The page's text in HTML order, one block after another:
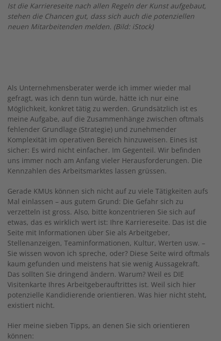
Ist die Karriereseite nach allen Regeln der Kunst aufgebaut,
stehen die Chancen gut, dass sich auch die potenziellen
neuen Mitarbeitenden melden. (Bild: iStock)
Als Unternehmensberater werde ich immer wieder mal
gefragt, was ich denn tun würde, hätte ich nur eine
Möglichkeit, konkret tätig zu werden. Grundsätzlich ist es
meine Aufgabe, auf die Zusammenhänge zwischen oftmals
fehlender Grundlage (Strategie) und zunehmender
Komplexität im operativen Bereich hinzuweisen. Eines ist
sicher: Es wird nicht einfacher. Im Gegenteil. Wir befinden
uns immer noch am Anfang vieler Herausforderungen. Die
Kennzahlen des Arbeitsmarktes lassen grüssen.
Gerade KMUs können sich nicht auf zu viele Tätigkeiten aufs
Mal einlassen – aus gutem Grund: Die Gefahr sich zu
verzetteln ist gross. Also, bitte konzentrieren Sie sich auf
etwas, das es wirklich wert ist: Ihre Karriereseite. Das ist die
Seite mit Informationen über Sie als Arbeitgeber,
Stellenanzeigen, Teaminformationen, Kultur, Werten usw. –
Sie wissen wovon ich spreche, oder? Diese Seite wird oftmals
kaum gefunden und meistens hat sie wenig Aussagekraft.
Das sollten Sie dringend ändern. Warum? Weil es DIE
Visitenkarte Ihres Arbeitgeberauftrittes ist. Weil sich hier
potenzielle Kandidierende orientieren. Was hier nicht steht,
existiert nicht.
Hier meine sieben Tipps, an denen Sie sich orientieren
können: